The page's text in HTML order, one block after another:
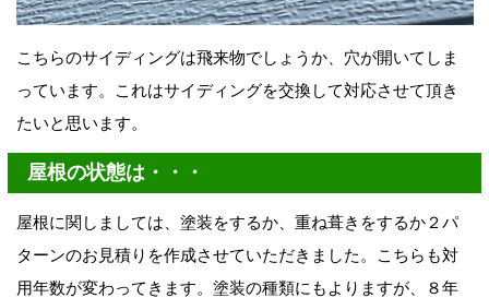
こちらのサイディングは飛来物でしょうか、穴が開いてしま
っています。これはサイディングを交換して対応させて頂き
たいと思います。
屋根の状態は・・・
屋根に関しましては、塗装をするか、重ね葺きをするか２パ
ターンのお見積りを作成させていただきました。こちらも対
用年数が変わってきます。塗装の種類にもよりますが、８年